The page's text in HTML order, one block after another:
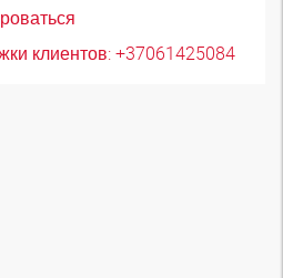
клиентов: +37061425084